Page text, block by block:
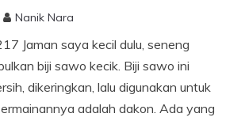
Nanik Nara
Jaman saya kecil dulu, seneng
biji sawo kecik. Biji sawo ini
dikeringkan, lalu digunakan untuk
adalah dakon. Ada yang